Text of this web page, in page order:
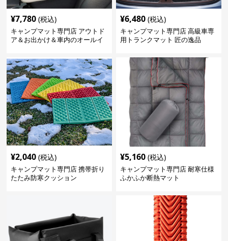
¥7,780 (税込)
キャンプマット専門店 アウトド
ア＆お出かけ＆車内のオールイ
¥6,480 (税込)
キャンプマット専門店 高級車専
用トランクマット 匠の逸品
¥2,040 (税込)
キャンプマット専門店 携帯折り
たたみ防寒クッション
¥5,160 (税込)
キャンプマット専門店 耐寒仕様
ふかふか断熱マット